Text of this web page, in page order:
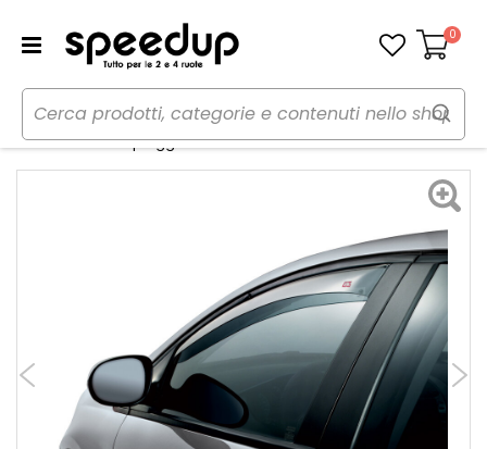
Carrello
0
Home Auto Accessori esterni auto
Deflettori
Deflettore aria - pioggia - G3 Ford Focus